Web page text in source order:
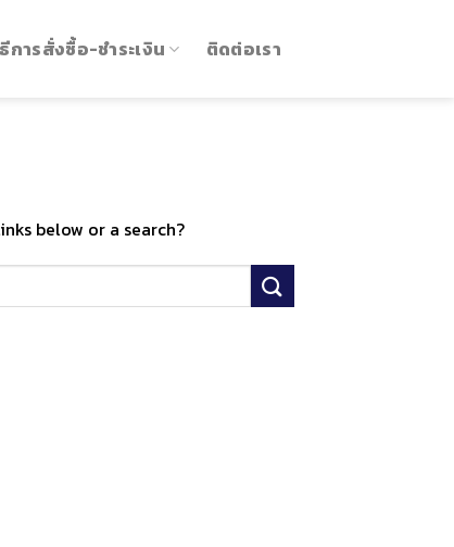
การสั่งซื้อ-ชำระเงิน ติดต่อเรา
below or a search?